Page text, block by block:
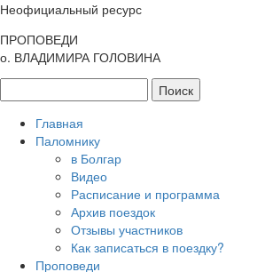
Неофициальный ресурс
ПРОПОВЕДИ
о. ВЛАДИМИРА ГОЛОВИНА
Главная
Паломнику
в Болгар
Видео
Расписание и программа
Архив поездок
Отзывы участников
Как записаться в поездку?
Проповеди